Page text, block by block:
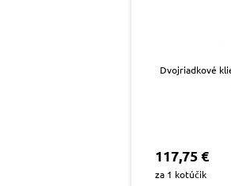
Dvojriadkové
117,75 €
za 1 kotúčik